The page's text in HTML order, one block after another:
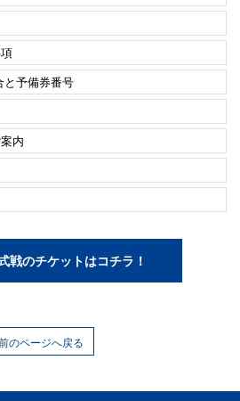
と予備券番号
内
戦のチケットはコチラ！
のページへ戻る